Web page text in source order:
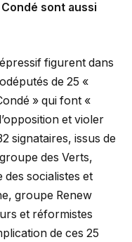
sont aussi
figurent dans
de 25 «
» qui font «
et violer
signataires, issus de
des Verts,
des socialistes et
groupe Renew
et réformistes
de ces 25